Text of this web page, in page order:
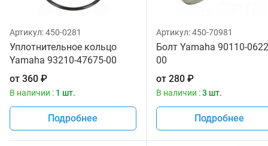
Артикул:450-0281
Уплотнительное кольцо
Yamaha 93210-47675-00
от 360 ₽
В наличии : 1 шт.
Подробнее
Артикул:450-70981
Болт Yamaha 90110-
00
от 280₽
В наличии :3 шт.
Подробнее